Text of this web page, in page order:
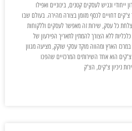
ייחודי ונגיש לעסקים קטנים, בינוניים ואפילו
דחויים לכסף מזומן בצורה מהירה. בעולם שבו
כל עסק, שירות זה מאפשר לעסקים וללקוחות
ללא הצורך להמתין לתאריך הפירעון של
הארץ ומהווה מוקד עסקי שוקק, מציעה מגוון
צ'קים הוא אחד השירותים המרכזיים שהפכו
ניכיון צ'קים, הצ'ק